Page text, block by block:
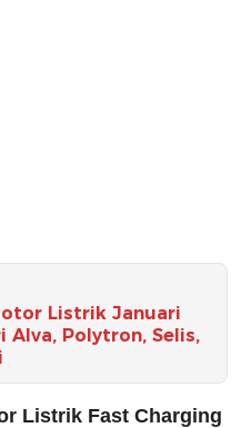
Listrik Januari
Alva, Polytron, Selis,
Listrik Fast Charging